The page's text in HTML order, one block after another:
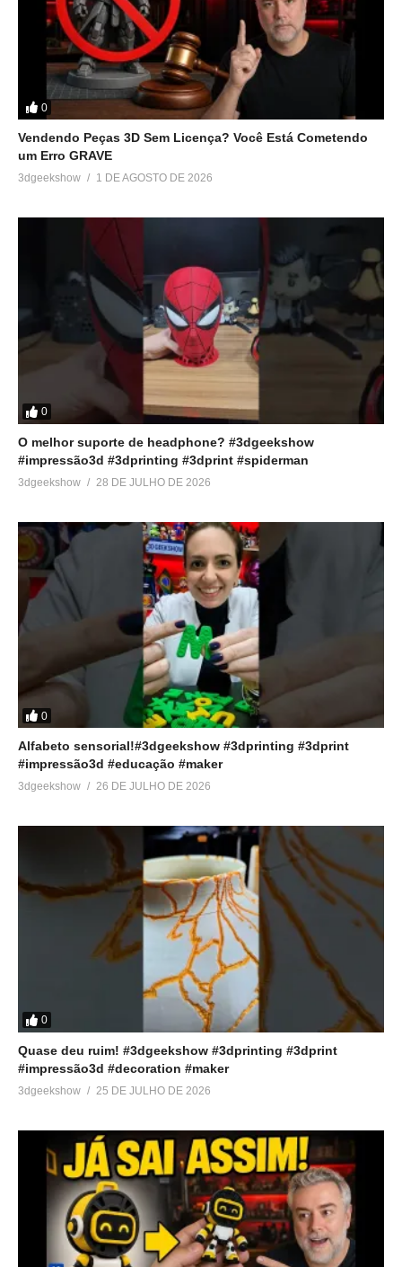
0
Vendendo Peças 3D Sem Licença? Você Está Cometendo
um Erro GRAVE
3dgeekshow 1 DE AGOSTO DE 2026
0
O melhor suporte de headphone? #3dgeekshow
#impressão3d #3dprinting #3dprint #spiderman
3dgeekshow 28 DE JULHO DE 2026
0
Alfabeto sensorial!#3dgeekshow #3dprinting #3dprint
#impressão3d #educação #maker
3dgeekshow 26 DE JULHO DE 2026
0
Quase deu ruim! #3dgeekshow #3dprinting #3dprint
#impressão3d #decoration #maker
3dgeekshow 25 DE JULHO DE 2026